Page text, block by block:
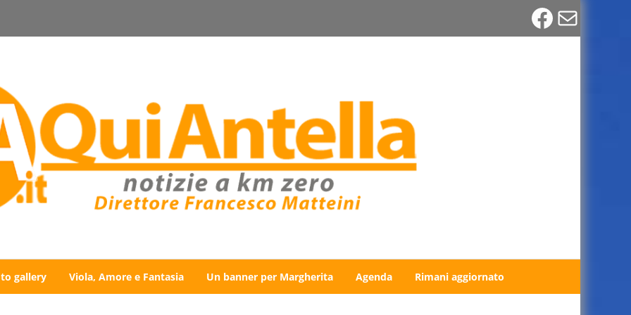
Email
gallery Viola, Amore e Fantasia Un banner per Margherita Agenda Rimani aggiornato